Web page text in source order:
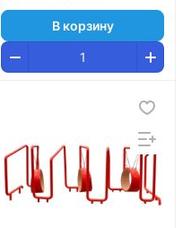
В корзину